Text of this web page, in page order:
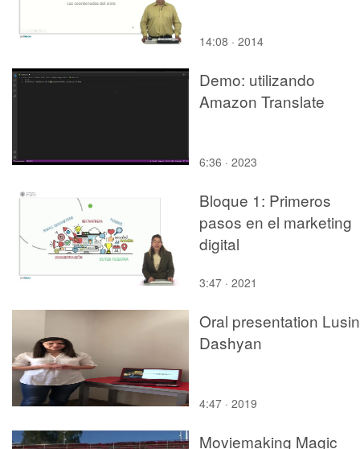
14:08 · 2014
Demo: utilizando
Amazon Translate
6:36 · 2023
Bloque 1: Primeros
pasos en el marketing
digital
3:47 · 2021
Oral presentation
Dashyan
4:47 · 2019
Moviemaking Magic